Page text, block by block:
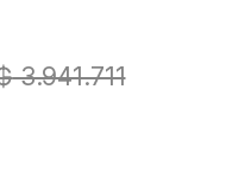
3.941.711